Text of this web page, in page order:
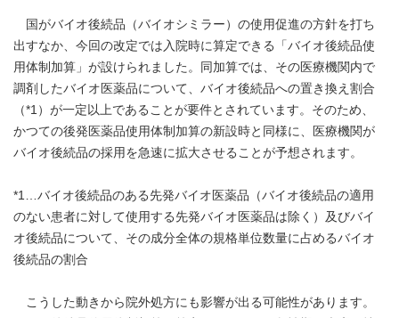
国がバイオ後続品（バイオシミラー）の使用促進の方針を打ち
出すなか、今回の改定では入院時に算定できる「バイオ後続品使
用体制加算」が設けられました。同加算では、その医療機関内で
調剤したバイオ医薬品について、バイオ後続品への置き換え割合
（*1）が一定以上であることが要件とされています。そのため、
かつての後発医薬品使用体制加算の新設時と同様に、医療機関が
バイオ後続品の採用を急速に拡大させることが予想されます。
*1…バイオ後続品のある先発バイオ医薬品（バイオ後続品の適用
のない患者に対して使用する先発バイオ医薬品は除く）及びバイ
オ後続品について、その成分全体の規格単位数量に占めるバイオ
後続品の割合
こうした動きから院外処方にも影響が出る可能性があります。